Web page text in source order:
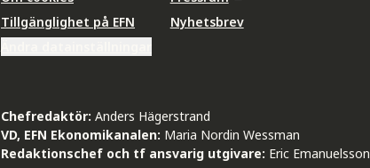
Tillgänglighet på EFN
Nyhetsbrev
Chefredaktör: Anders Hägerstrand
VD, EFN Ekonomikanalen: Maria Nordin Wessman
Redaktionschef och tf ansvarig utgivare: Eric Emanuelsson